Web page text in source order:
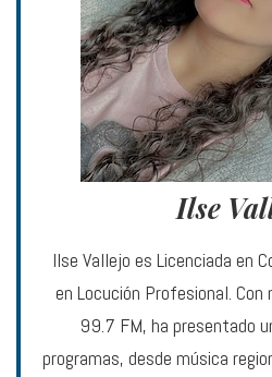
Ilse
Ilse Vallejo es Licenciada en
en Locución Profesional. Con
99.7 FM, ha presentado
programas, desde música